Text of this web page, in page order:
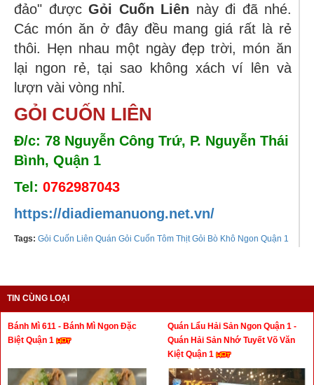
đảo" được Gỏi Cuốn Liên này đi đã nhé.
Các món ăn ở đây đều mang giá rất là rẻ
thôi. Hẹn nhau một ngày đẹp trời, món ăn
lại ngon rẻ, tại sao không xách ví lên và
lượn vài vòng nhỉ.
GỎI CUỐN LIÊN
Đ/c: 78 Nguyễn Công Trứ, P. Nguyễn Thái
Bình, Quận 1
Tel: 0762987043
https://diadiemanuong.net.vn/
Tags: Gỏi Cuốn Liên Quán Gỏi Cuốn Tôm Thịt Gỏi Bò Khô Ngon Quận 1
TIN CÙNG LOẠI
Bánh Mì 611 - Bánh Mì Ngon Đặc
Biệt Quận 1
Quán Lẩu Hải Sản Ngon Quận 1 -
Quán Hải Sản Nhớ Tuyết Võ Văn
Kiệt Quận 1